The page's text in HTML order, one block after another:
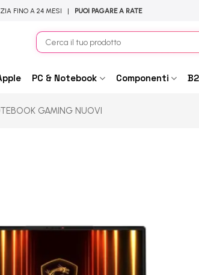
FINO A 24 MESI | PUOI PAGARE A RATE
Cerca:
PC & Notebook Componenti
GAMING NUOVI